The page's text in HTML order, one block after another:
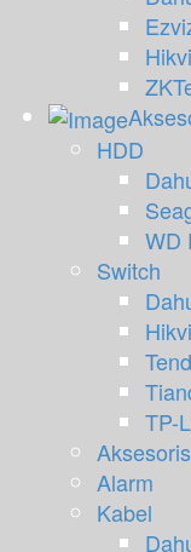
HDD
WD
Switch
TP-
Alarm
Kabel